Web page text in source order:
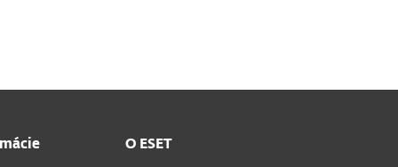
O ESET